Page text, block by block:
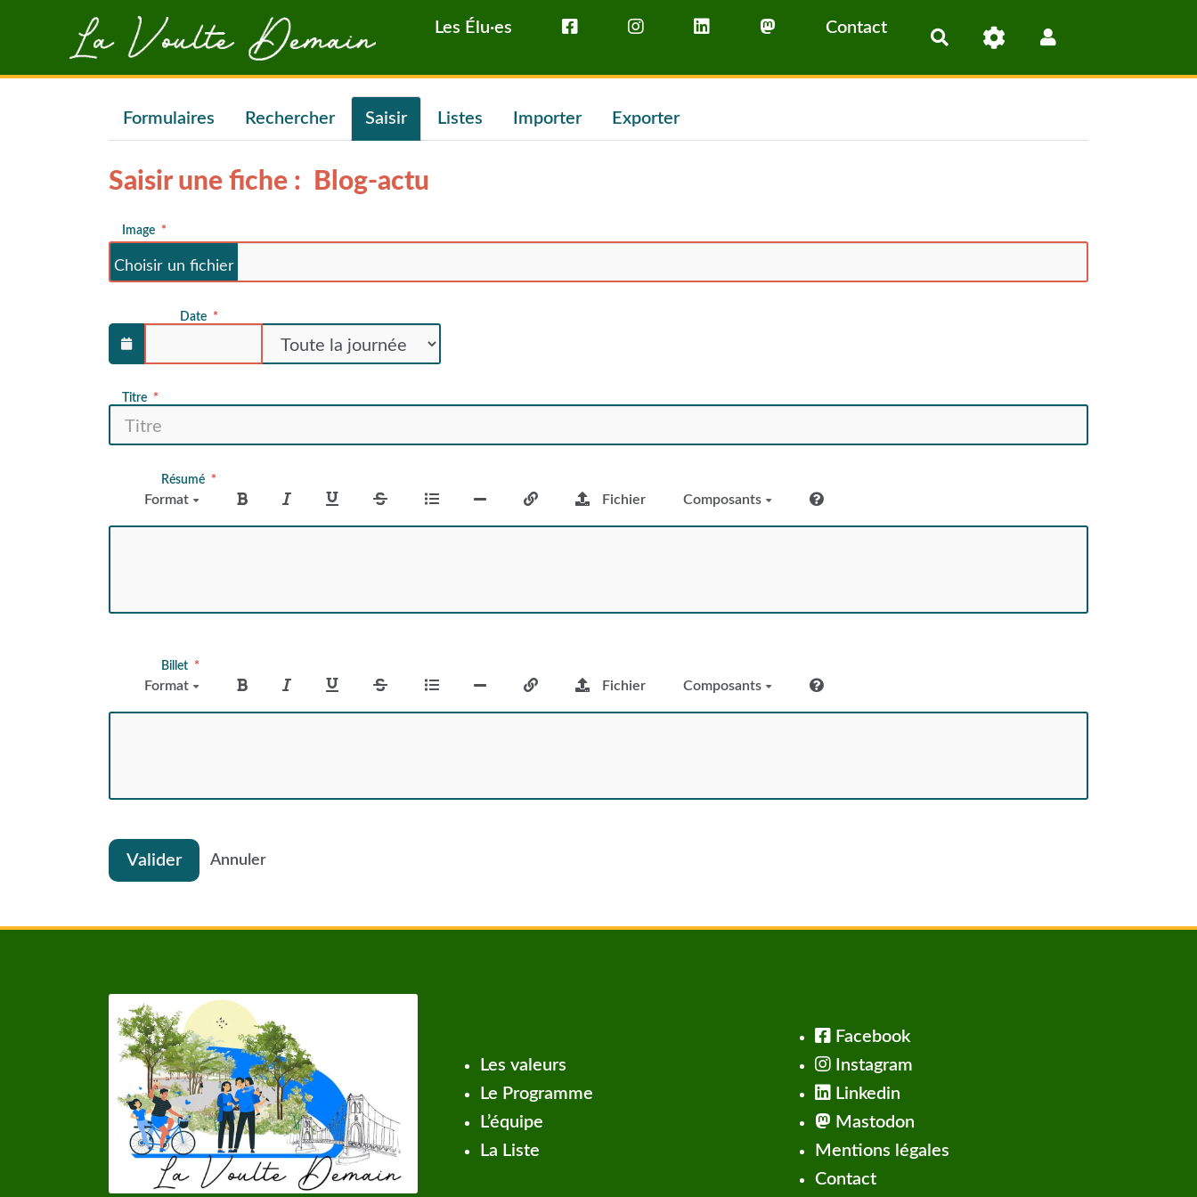
Aller au contenu principal Les Élu·es Contact Rechercher
Formulaires Rechercher Saisir Listes Importer Exporter
Saisir une fiche : Blog-actu
Image
Date
Titre
Résumé
Format Fichier Composants
Billet
Format Fichier Composants
Valider Annuler
Les valeurs
Le Programme
L’équipe
La Liste
Facebook
Instagram
Linkedin
Mastodon
Mentions légales
Contact